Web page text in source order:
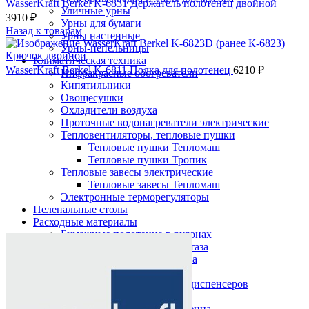
Уличные урны
Урны для бумаги
Урны настенные
Урны-пепельницы
Климатическая техника
Инфракрасные обогреватели
Кипятильники
Овощесушки
Охладители воздуха
Проточные водонагреватели электрические
Тепловентиляторы, тепловые пушки
Тепловые пушки Тепломаш
Тепловые пушки Тропик
Тепловые завесы электрические
Тепловые завесы Тепломаш
Электронные терморегуляторы
Пеленальные столы
Расходные материалы
Бумажные полотенца в рулонах
Бумажные сиденья для унитаза
Дезинфицирующие средства
Жидкое мыло TORK
Картриджи и баллоны для диспенсеров
WasserKraft Berkel K-6831 Держатель полотенец двойной
3910 ₽
Назад к товарам
WasserKraft Berkel K-6811 Полка для полотенец 6210 ₽
Нажмите, чтобы увеличить